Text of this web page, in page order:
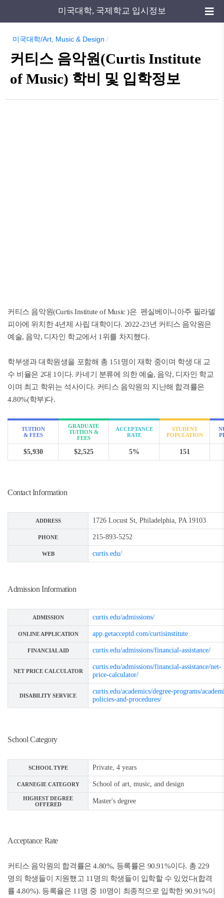
미국대학, 국제학교 입시정보
미국대학/Art, Music & Design /
커티스 음악원(Curtis Institute
of Music) 학비 및 입학정보
커티스 음악원(Curtis Institute of Music )은 펜실베이니아주 필라델
피아에 위치한 4년제 사립 대학이다. 2022-23년 커티스 음악원은
예술, 음악, 디자인 학교에서 1위를 차지했다.
학부생과 대학원생을 포함해 총 151명이 재학 중이며 학생 대 교
수 비율은 2대 1이다. 카네기 분류에 의한 예술, 음악, 디자인 학교
이며 최고 학위는 석사이다. 커티스 음악원의 지난해 합격률은
4.80%(학부)다.
TUITION
& FEES
GRADUATE
TUITION &
FEES
ACCEPTANCE
RATE
STUDENT
POPULATION
$5,930 $2,525 5% 151
Contact Information
ADDRESS 1726 Locust St, Philadelphia, PA 19103
PHONE 215-893-5252
WEB curtis.edu/
Admission Information
ADMISSION curtis.edu/admissions/
ONLINE APPLICATION app.getacceptd.com/curtisinstitute
FINANCIAL AID curtis.edu/admissions/financial-assistance/
NET PRICE CALCULATOR
curtis.edu/admissions/financial-assistance/net-
price-calculator/
DISABILITY SERVICE
curtis.edu/academics/degree-programs/
policies-and-procedures/
School Category
SCHOOL TYPE Private, 4 years
CARNEGIE CATEGORY School of art, music, and design
HIGHEST DEGREE
OFFERED
Master's degree
Acceptance Rate
커티스 음악원의 합격률은 4.80%, 등록률은 90.91%이다. 총 229
명의 학생들이 지원했고 11명의 학생들이 입학할 수 있었다(합격
률 4.80%). 등록율은 11명 중 10명이 최종적으로 입학한 90.91%이